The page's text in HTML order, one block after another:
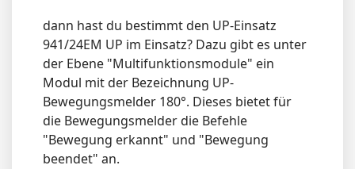
dann hast du bestimmt den UP-Einsatz
941/24EM UP im Einsatz? Dazu gibt es unter
der Ebene "Multifunktionsmodule" ein
Modul mit der Bezeichnung UP-
Bewegungsmelder 180°. Dieses bietet für
die Bewegungsmelder die Befehle
"Bewegung erkannt" und "Bewegung
beendet" an.